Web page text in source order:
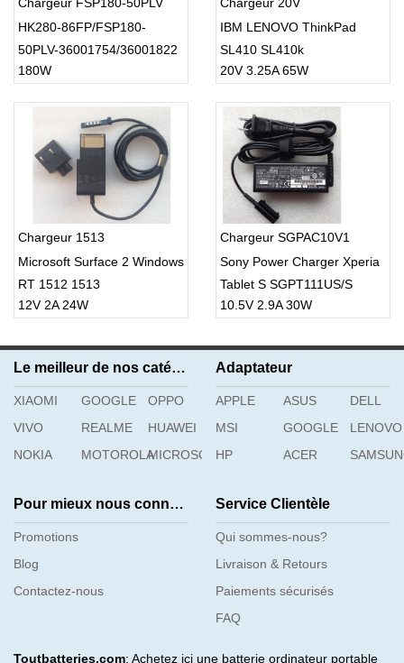
Chargeur FSP180-50PLV
HK280-86FP/FSP180-
50PLV-36001754/36001822
180W
Chargeur 20V
IBM LENOVO ThinkPad
SL410 SL410k
20V 3.25A 65W
Chargeur 1513
Microsoft Surface 2 Windows
RT 1512 1513
12V 2A 24W
Chargeur SGPAC10V1
Sony Power Charger Xperia
Tablet S SGPT111US/S
SGPT112US/S
10.5V 2.9A 30W
Le meilleur de nos catégories
XIAOMI GOOGLE
OPPO
VIVO
REALME
HUAWEI
NOKIA
MOTOROLAMICROSOFT
Adaptateur
APPLE ASUS
DELL
MSI
GOOGLE
LENOVO
HP
ACER
Pour mieux nous connaître
Promotions
Blog
Contactez-nous
Service Clientèle
Qui sommes-nous?
Livraison & Retours
Paiements sécurisés
FAQ
Toutbatteries.com: Achetez ici une batterie ordinateur portable